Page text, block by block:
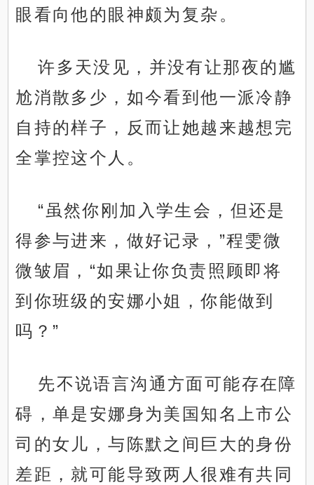
眼看向他的眼神颇为复杂。
许多天没见，并没有让那夜的尴
尬消散多少，如今看到他一派冷静
自持的样子，反而让她越来越想完
全掌控这个人。
“虽然你刚加入学生会，但还是
得参与进来，做好记录，”程雯微
微皱眉，“如果让你负责照顾即将
到你班级的安娜小姐，你能做到
吗？”
先不说语言沟通方面可能存在障
碍，单是安娜身为美国知名上市公
司的女儿，与陈默之间巨大的身份
差距，就可能导致两人很难有共同